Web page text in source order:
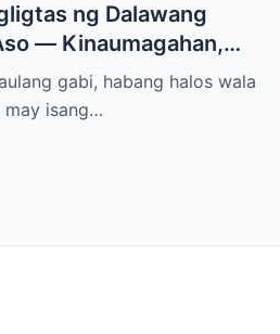
ng Dalawang
— Kinaumagahan,
Bahay Nila
gabi, habang halos wala
may isang…